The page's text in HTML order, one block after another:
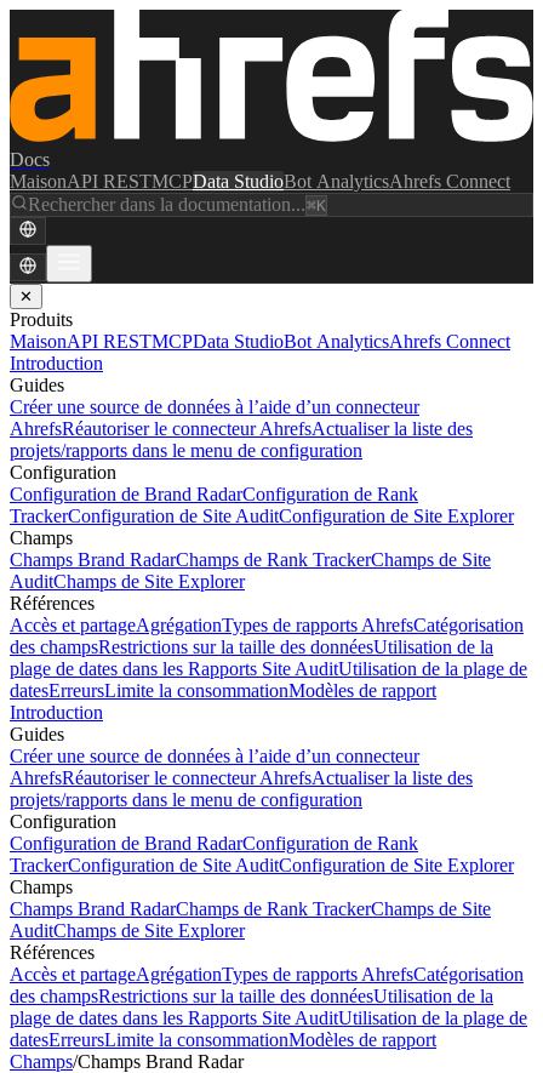
Docs
MaisonAPI RESTMCPData StudioBot AnalyticsAhrefs Connect
Rechercher dans la documentation...⌘K
✕
Produits
MaisonAPI RESTMCPData StudioBot AnalyticsAhrefs Connect
Introduction
Guides
Créer une source de données à l’aide d’un connecteur
AhrefsRéautoriser le connecteur AhrefsActualiser la liste des
projets/rapports dans le menu de configuration
Configuration
Configuration de Brand RadarConfiguration de Rank
TrackerConfiguration de Site AuditConfiguration de Site Explorer
Champs
Champs Brand RadarChamps de Rank TrackerChamps de Site
AuditChamps de Site Explorer
Références
Accès et partageAgrégationTypes de rapports AhrefsCatégorisation
des champsRestrictions sur la taille des donnéesUtilisation de la
plage de dates dans les Rapports Site AuditUtilisation de la plage de
datesErreursLimite la consommationModèles de rapport
Introduction
Guides
Créer une source de données à l’aide d’un connecteur
AhrefsRéautoriser le connecteur AhrefsActualiser la liste des
projets/rapports dans le menu de configuration
Configuration
Configuration de Brand RadarConfiguration de Rank
TrackerConfiguration de Site AuditConfiguration de Site Explorer
Champs
Champs Brand RadarChamps de Rank TrackerChamps de Site
AuditChamps de Site Explorer
Références
Accès et partageAgrégationTypes de rapports AhrefsCatégorisation
des champsRestrictions sur la taille des donnéesUtilisation de la
plage de dates dans les Rapports Site AuditUtilisation de la plage de
datesErreursLimite la consommationModèles de rapport
Champs/Champs Brand Radar